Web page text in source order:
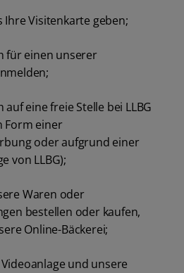
Ihre Visitenkarte geben;
für einen unserer
auf eine freie Stelle bei LLBG
Form einer
oder aufgrund einer
von LLBG);
Waren oder
bestellen oder kaufen,
Online-Bäckerei;
und unsere